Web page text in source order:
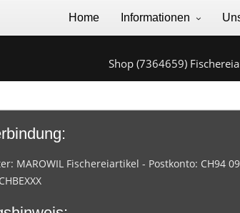
Home Informationen
Shop (7364659)
MAROWIL Fischereiartikel - Postkonto: CH94